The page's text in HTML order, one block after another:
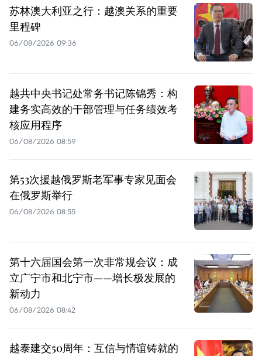
苏林澳大利亚之行：越澳关系的重要
里程碑
06/08/2026 09:36
越共中央书记处常务书记陈锦秀：构
建务实高效的干部管理与任务绩效考
核应用程序
06/08/2026 08:59
第53次援越俄罗斯老军事专家见面会
在俄罗斯举行
06/08/2026 08:55
第十六届国会第一次非常规会议：成
立广宁市和北宁市——增长极发展的
新动力
06/08/2026 08:42
越泰建交50周年：互信与情谊铸就的